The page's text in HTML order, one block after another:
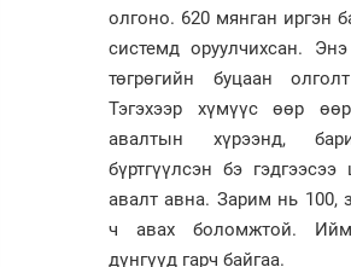
олгоно. 620 мянган иргэн
системд оруулчихсан.
төгрөгийн буцаан
Тэгэхээр хүмүүс өөр
авалтын хүрээнд,
бүртгүүлсэн бэ
авалт авна. Зарим нь 100,
ч авах боломжтой.
дүнгүүд гарч байгаа.